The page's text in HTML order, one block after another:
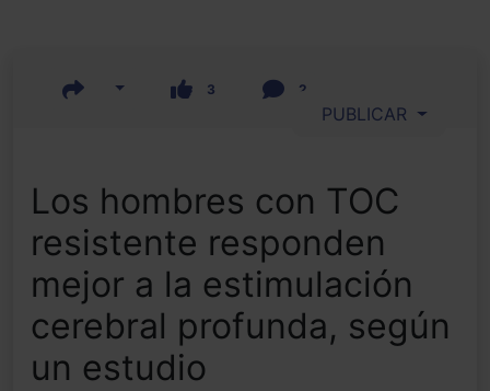
3 2
PUBLICAR
Los hombres con TOC
resistente responden
mejor a la estimulación
cerebral profunda, según
un estudio